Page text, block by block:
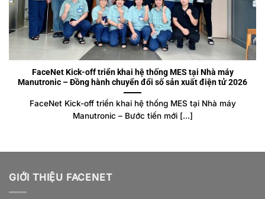
FaceNet Kick-off triển khai hệ thống MES tại Nhà máy
Manutronic – Đồng hành chuyển đổi số sản xuất điện tử 2026
FaceNet Kick-off triển khai hệ thống MES tại Nhà máy
Manutronic – Bước tiến mới [...]
GIỚI THIỆU FACENET